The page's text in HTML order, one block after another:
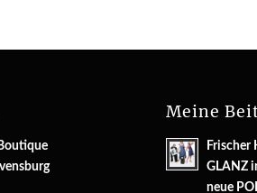
Meine
Frischer
GLANZ
neue